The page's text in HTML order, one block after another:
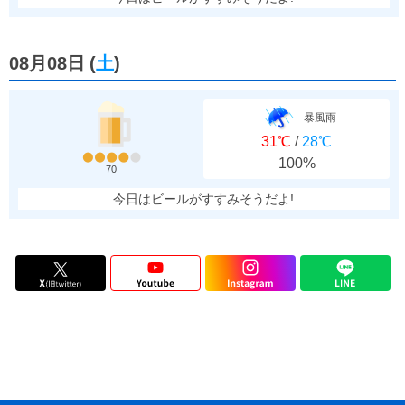
08月08日 (土)
70
暴風雨
31℃ / 28℃
100%
今日はビールがすすみそうだよ!